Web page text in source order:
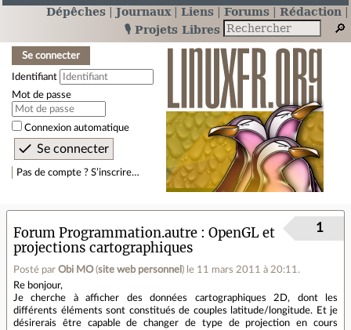
Dépêches Journaux Liens Forums
Rédaction
🎙️ Projets Libres
Se connecter
Identifiant
Mot de passe
Connexion automatique
Pas de compte ? S’inscrire…
Forum Programmation.autre
OpenGL et
projections cartographiques
Posté par Obi MO(site web personnel ) le 11 mars 2011 à 20:11 .
1
Re bonjour,
Je cherche à afficher des données cartographiques 2D, dont les
différents éléments sont constitués de couples latitude/longitude. Et je
désirerais être capable de changer de type de projection en cours